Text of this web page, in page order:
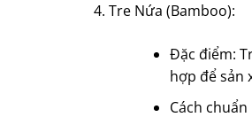
Tre Nứa (Bamboo):
Đặc điểm:
hợp để sản
Cách chuẩn